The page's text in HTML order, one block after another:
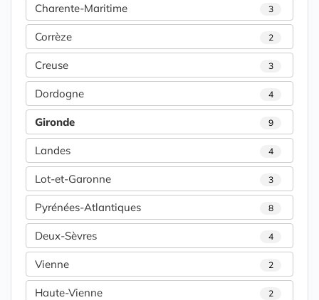
Charente-Maritime 3
Corrèze 2
Creuse 3
Dordogne 4
Gironde 9
Landes 4
Lot-et-Garonne 3
Pyrénées-Atlantiques 8
Deux-Sèvres 4
Vienne 2
Haute-Vienne 2